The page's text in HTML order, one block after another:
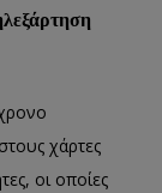
χάρτες
οι οποίες